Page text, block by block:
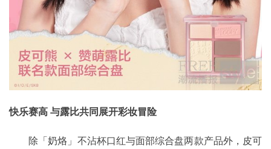
快乐赛高 与露比共同展开彩妆冒险
除「奶烙」不沾杯口红与面部综合盘两款产品外，皮可